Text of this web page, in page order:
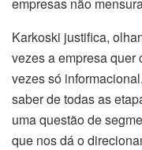
Karkoski justifica,
vezes a empresa quer
vezes só
saber de todas as
uma questão de
que nos dá o